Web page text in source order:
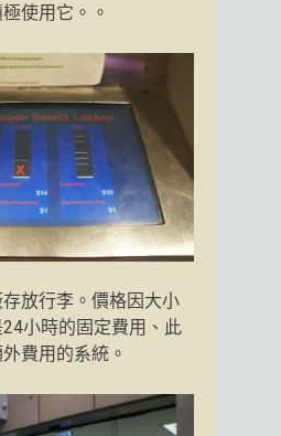
使用它。。
放行李。價格因大小
小時的固定費用、此
費用的系統。